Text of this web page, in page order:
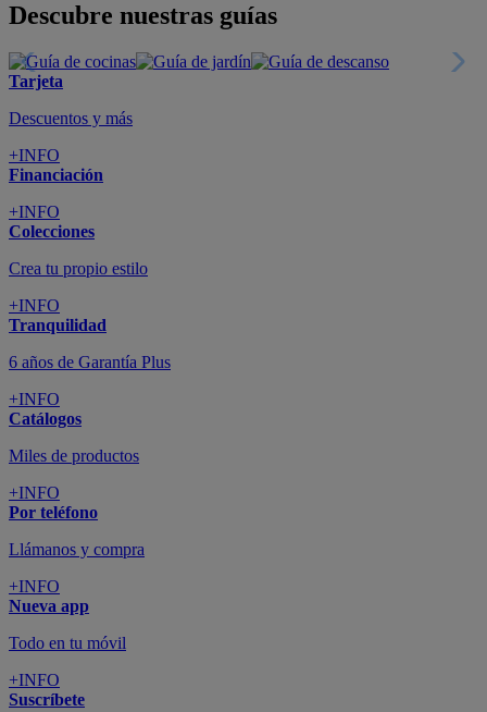
Descubre nuestras guías
Tarjeta
Descuentos y más
+INFO
Financiación
+INFO
Colecciones
Crea tu propio estilo
+INFO
Tranquilidad
6 años de Garantía Plus
+INFO
Catálogos
Miles de productos
+INFO
Por teléfono
Llámanos y compra
+INFO
Nueva app
Todo en tu móvil
+INFO
Suscríbete